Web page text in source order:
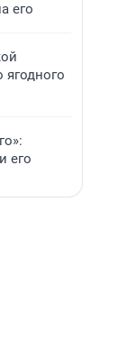
его
ягодного
его